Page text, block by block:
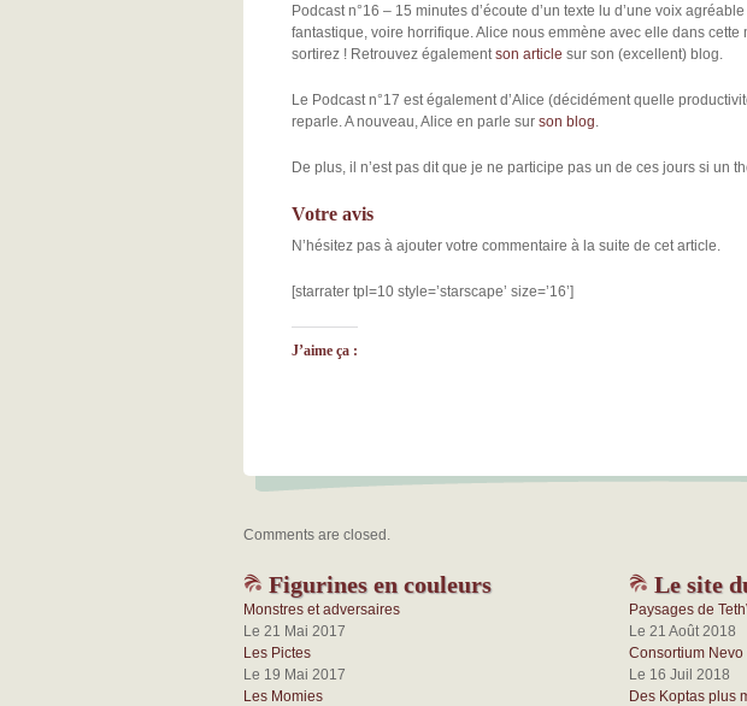
Podcast n°16 – 15 minutes d’écoute d’un texte lu d’une voix
fantastique, voire horrifique. Alice nous emmène avec elle dans cette
sortirez ! Retrouvez égalementson article sur son (excellent) blog.
Le Podcast n°17 est également d’Alice (décidément quelle
reparle. A nouveau, Alice en parle sur son blog.
De plus, il n’est pas dit que je ne participe pas un de ces jours si un
Votre avis
N’hésitez pas à ajouter votre commentaire à la suite de cet article.
[starrater tpl=10 style=’starscape’ size=’16’]
J’aime ça :
Comments are closed.
Figurines en couleurs
Monstres et adversaires
Le 21 Mai 2017
Les Pictes
Le 19 Mai 2017
Les Momies
Le site
Paysages de
Le 21 Août 2018
Consortium
Le 16 Juil 2018
Des Koptas plus